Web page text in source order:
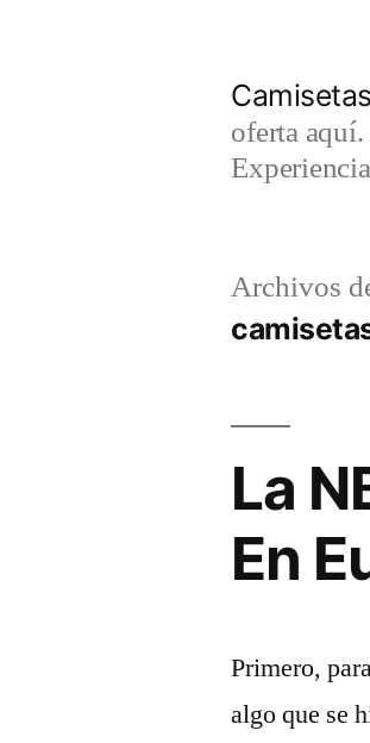
oferta
Archivos
La
En
Primero,
algo que se